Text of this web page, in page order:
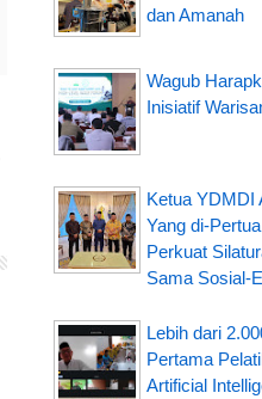
dan Amanah
Wagub
Inisiatif
Ketua YDMDI
Yang di-
Perkuat
Sama Sosial-
Lebih dari
Pertama
Artificial